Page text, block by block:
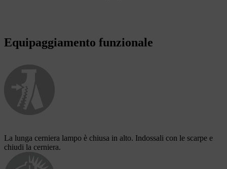
Equipaggiamento funzionale
La lunga cerniera lampo è chiusa in alto. Indossali con le scarpe e
chiudi la cerniera.